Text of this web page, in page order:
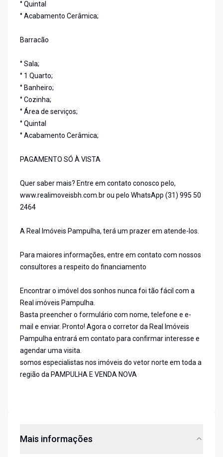
° Quintal
° Acabamento Cerâmica;
Barracão
° Sala;
° 1 Quarto;
° Banheiro;
° Cozinha;
° Área de serviços;
° Quintal
° Acabamento Cerâmica;
PAGAMENTO SÓ À VISTA
Quer saber mais? Entre em contato conosco pelo,
www.realimoveisbh.com.br ou pelo WhatsApp (31) 995 50
2464
A Real Imóveis Pampulha, terá um prazer em atende-los.
Para maiores informações, entre em contato com nossos
consultores a respeito do financiamento
Encontrar o imóvel dos sonhos nunca foi tão fácil com a
Real imóveis Pampulha.
Basta preencher o formulário com nome, telefone e e-
mail e enviar. Pronto! Agora o corretor da Real Imóveis
Pampulha entrará em contato para confirmar interesse e
agendar uma visita.
somos especialistas nos imóveis do vetor norte em toda a
região da PAMPULHA E VENDA NOVA
Mais informações